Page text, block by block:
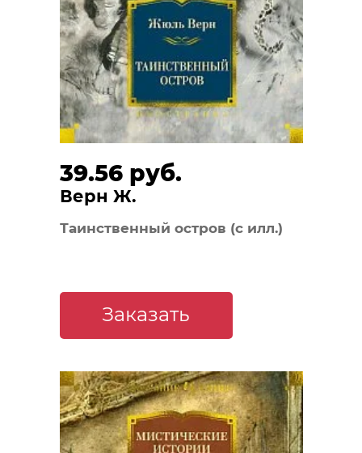
39.56 руб.
Верн Ж.
Таинственный остров (с илл.)
Заказать